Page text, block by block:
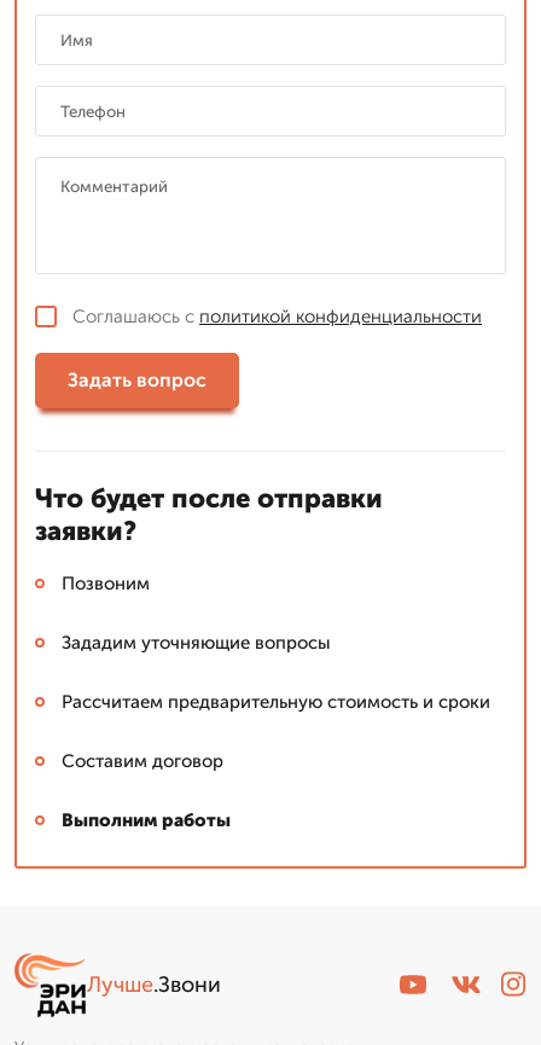
Соглашаюсь с политикой конфиденциальности
Задать вопрос
Что будет после отправки
заявки?
Позвоним
Зададим уточняющие вопросы
Рассчитаем предварительную стоимость и сроки
Составим договор
Выполним работы
Лучше.Звони